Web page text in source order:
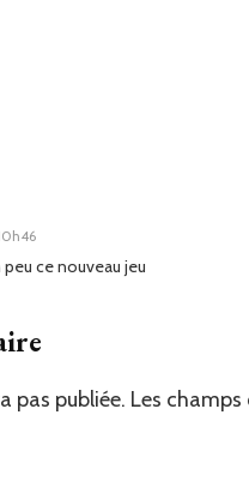
peu ce nouveau jeu
pas publiée. Les